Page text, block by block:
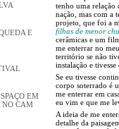
E
EM
NO CAM
tenho uma
nação, mas com a
projeto, que foi a
filhas de menor
cerâmicas e um
me enterrar no
território se não
instalação e
Se eu tivesse
corpo soterrado é
me enterrar em
eu vim e que me
A ideia de me
detalhe da